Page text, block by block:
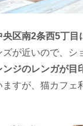
央区南2条西5丁目
ズが近いので、シ
ンジのレンガが目
すが、猫カフェ